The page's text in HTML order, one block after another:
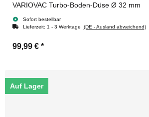
VARIOVAC Turbo-Boden-Düse Ø 32 mm
Sofort bestellbar
Lieferzeit: 1 - 3 Werktage (DE - Ausland abweichend)
99,99 € *
Auf Lager